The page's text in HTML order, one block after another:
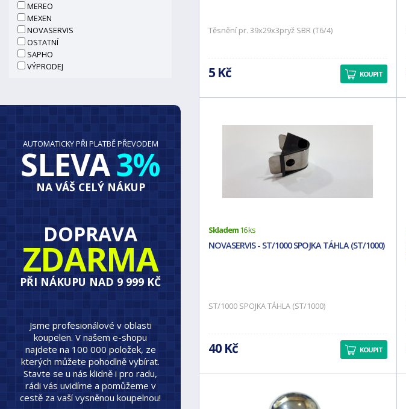
Těsnění pr. 39x29x3pryž SBR (T6/4)
5 Kč KOUPIT
Skladem16 ks
NOVASERVIS - ST/1000 SPOJKA TÁHLA (ST/1000)
ST/1000 SPOJKA TÁHLA (ST/1000)
40 Kč KOUPIT
MEREO
MEXEN
NOVASERVIS
OSTATNÍ
SAPHO
VÝPRODEJ
AUTOMATICKY PŘI PLATBĚ PŘEVODEM
SLEVA3%
NA VÁŠ CELÝ NÁKUP
DOPRAVA
ZDARMA
PŘI NÁKUPU NAD 9 999 KČ
Jsme profesionálové v oblasti
koupelen. V našem e-shopu
najdete na 100 000 položek, ze
kterých můžete pohodlně vybírat.
Stavte se u nás klidně i pro radu,
rádi vás uvidíme a pomůžeme v
cestě za vaší vysněnou koupelnou!